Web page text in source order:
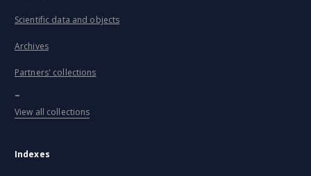
Scientific data and objects
Archives
Partners' collections
...
View all collections
Indexes